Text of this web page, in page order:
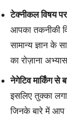
टेक्नीकल विषय
आपका तकनीकी
सामान्य ज्ञान के
का रोज़ाना
नेगेटिव मार्किंग से
इसलिए तुक्का
जिनके बारे में आप